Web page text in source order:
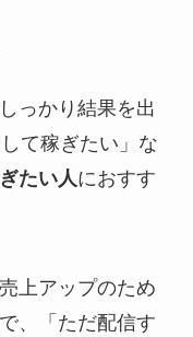
っかり結果を出
て稼ぎたい」な
たい人におすす
上アップのため
、「ただ配信す